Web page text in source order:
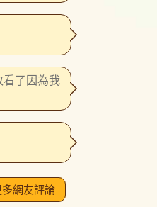
看了因為我
多網友評論